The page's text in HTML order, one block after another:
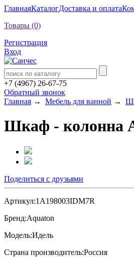
ГлавнаяКаталогДоставка и оплата
Товары (0)
Регистрация
Вход
+7 (4967) 26-67-75
Обратный звонок
Главная → Мебель для ванной →
Шкаф - колонна
Поделиться с друзьями
Артикул:1A198003IDM7R
Бренд:Aquaton
Модель:Идель
Страна производитель:Россия